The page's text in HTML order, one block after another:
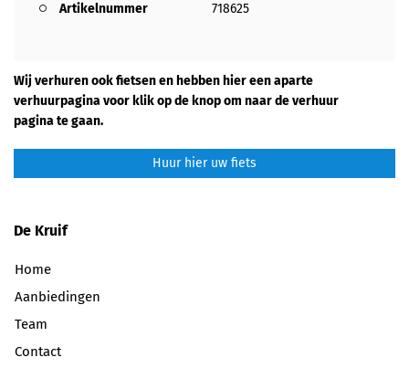
Artikelnummer 718625
Wij verhuren ook fietsen en hebben hier een aparte
verhuurpagina voor klik op de knop om naar de verhuur
pagina te gaan.
Huur hier uw fiets
De Kruif
Home
Aanbiedingen
Team
Contact